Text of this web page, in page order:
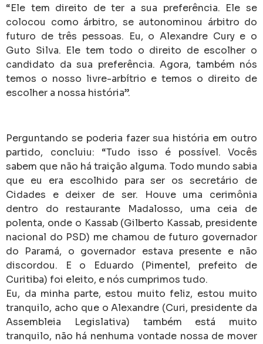
“Ele tem direito de ter a sua preferência. Ele se
colocou como árbitro, se autonominou árbitro do
futuro de três pessoas. Eu, o Alexandre Cury e o
Guto Silva. Ele tem todo o direito de escolher o
candidato da sua preferência. Agora, também nós
temos o nosso livre-arbítrio e temos o direito de
escolher a nossa história”.
Perguntando se poderia fazer sua história em outro
partido, concluiu: “Tudo isso é possível. Vocês
sabem que não há traição alguma. Todo mundo sabia
que eu era escolhido para ser os secretário de
Cidades e deixer de ser. Houve uma cerimônia
dentro do restaurante Madalosso, uma ceia de
polenta, onde o Kassab (Gilberto Kassab, presidente
nacional do PSD) me chamou de futuro governador
do Paramá, o governador estava presente e não
discordou. E o Eduardo (Pimentel, prefeito de
Curitiba) foi eleito, e nós cumprimos tudo.
Eu, da minha parte, estou muito feliz, estou muito
tranquilo, acho que o Alexandre (Curi, presidente da
Assembleia Legislativa) também está muito
tranquilo, não há nenhuma vontade nossa de mover